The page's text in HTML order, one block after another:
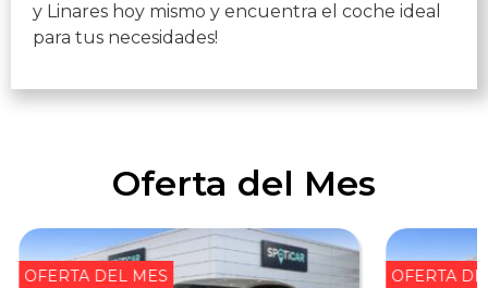
y Linares hoy mismo y encuentra el coche ideal
para tus necesidades!
Oferta del Mes
OFERTA DEL MES OFERTA